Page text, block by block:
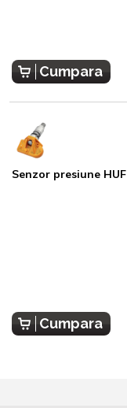
Cumpara
Senzor presiune
Cumpara